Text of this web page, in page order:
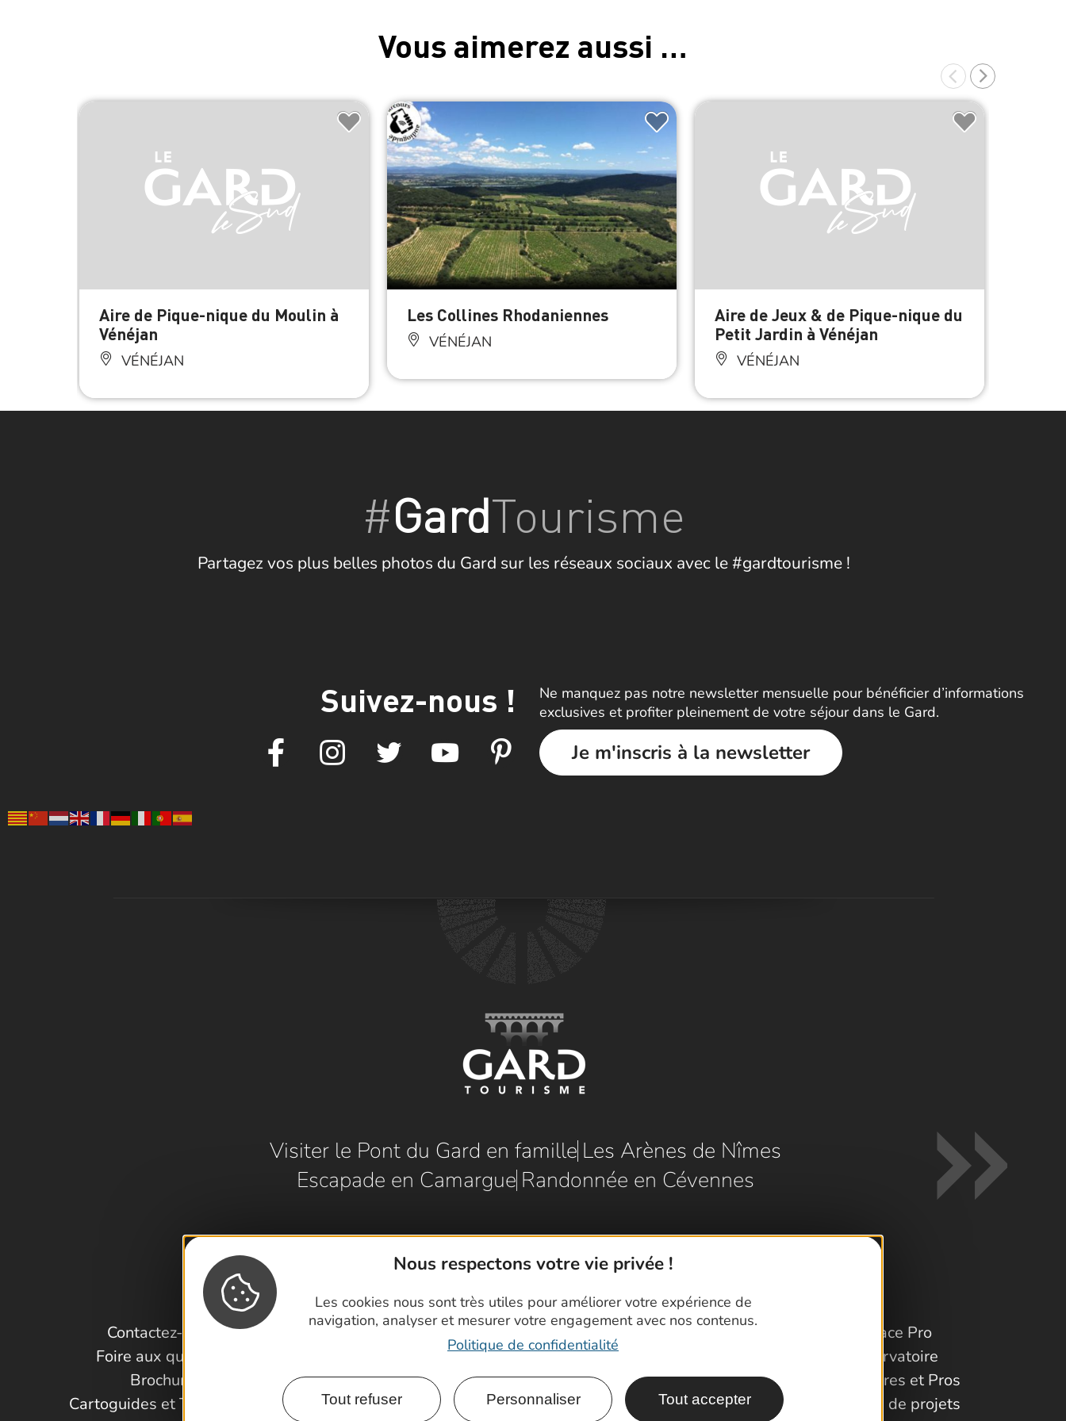
Nous respectons votre vie privée !
Les cookies nous sont très utiles pour améliorer votre expérience de
navigation, analyser et mesurer votre engagement avec nos contenus.
Politique de confidentialité
Tout refuser Personnaliser Tout accepter
Vous aimerez aussi …
Aire de Pique-nique du Moulin à
Vénéjan
VÉNÉJAN
Les Collines Rhodaniennes
VÉNÉJAN
Aire de Jeux & de Pique-nique du
Petit Jardin à Vénéjan
VÉNÉJAN
#GardTourisme
Partagez vos plus belles photos du Gard sur les réseaux sociaux avec le #gardtourisme !
Suivez-nous !
Ne manquez pas notre newsletter mensuelle pour bénéficier d’informations
exclusives et profiter pleinement de votre séjour dans le Gard.
Je m'inscris à la newsletter
Visiter le Pont du Gard en famille Les Arènes de Nîmes
Escapade en Camargue Randonnée en Cévennes
Contactez-nous !
Foire aux questions
Brochures
Cartoguides et Topoguides
Espace Pro
Observatoire
Partenaires et Pros
Porteurs de projets